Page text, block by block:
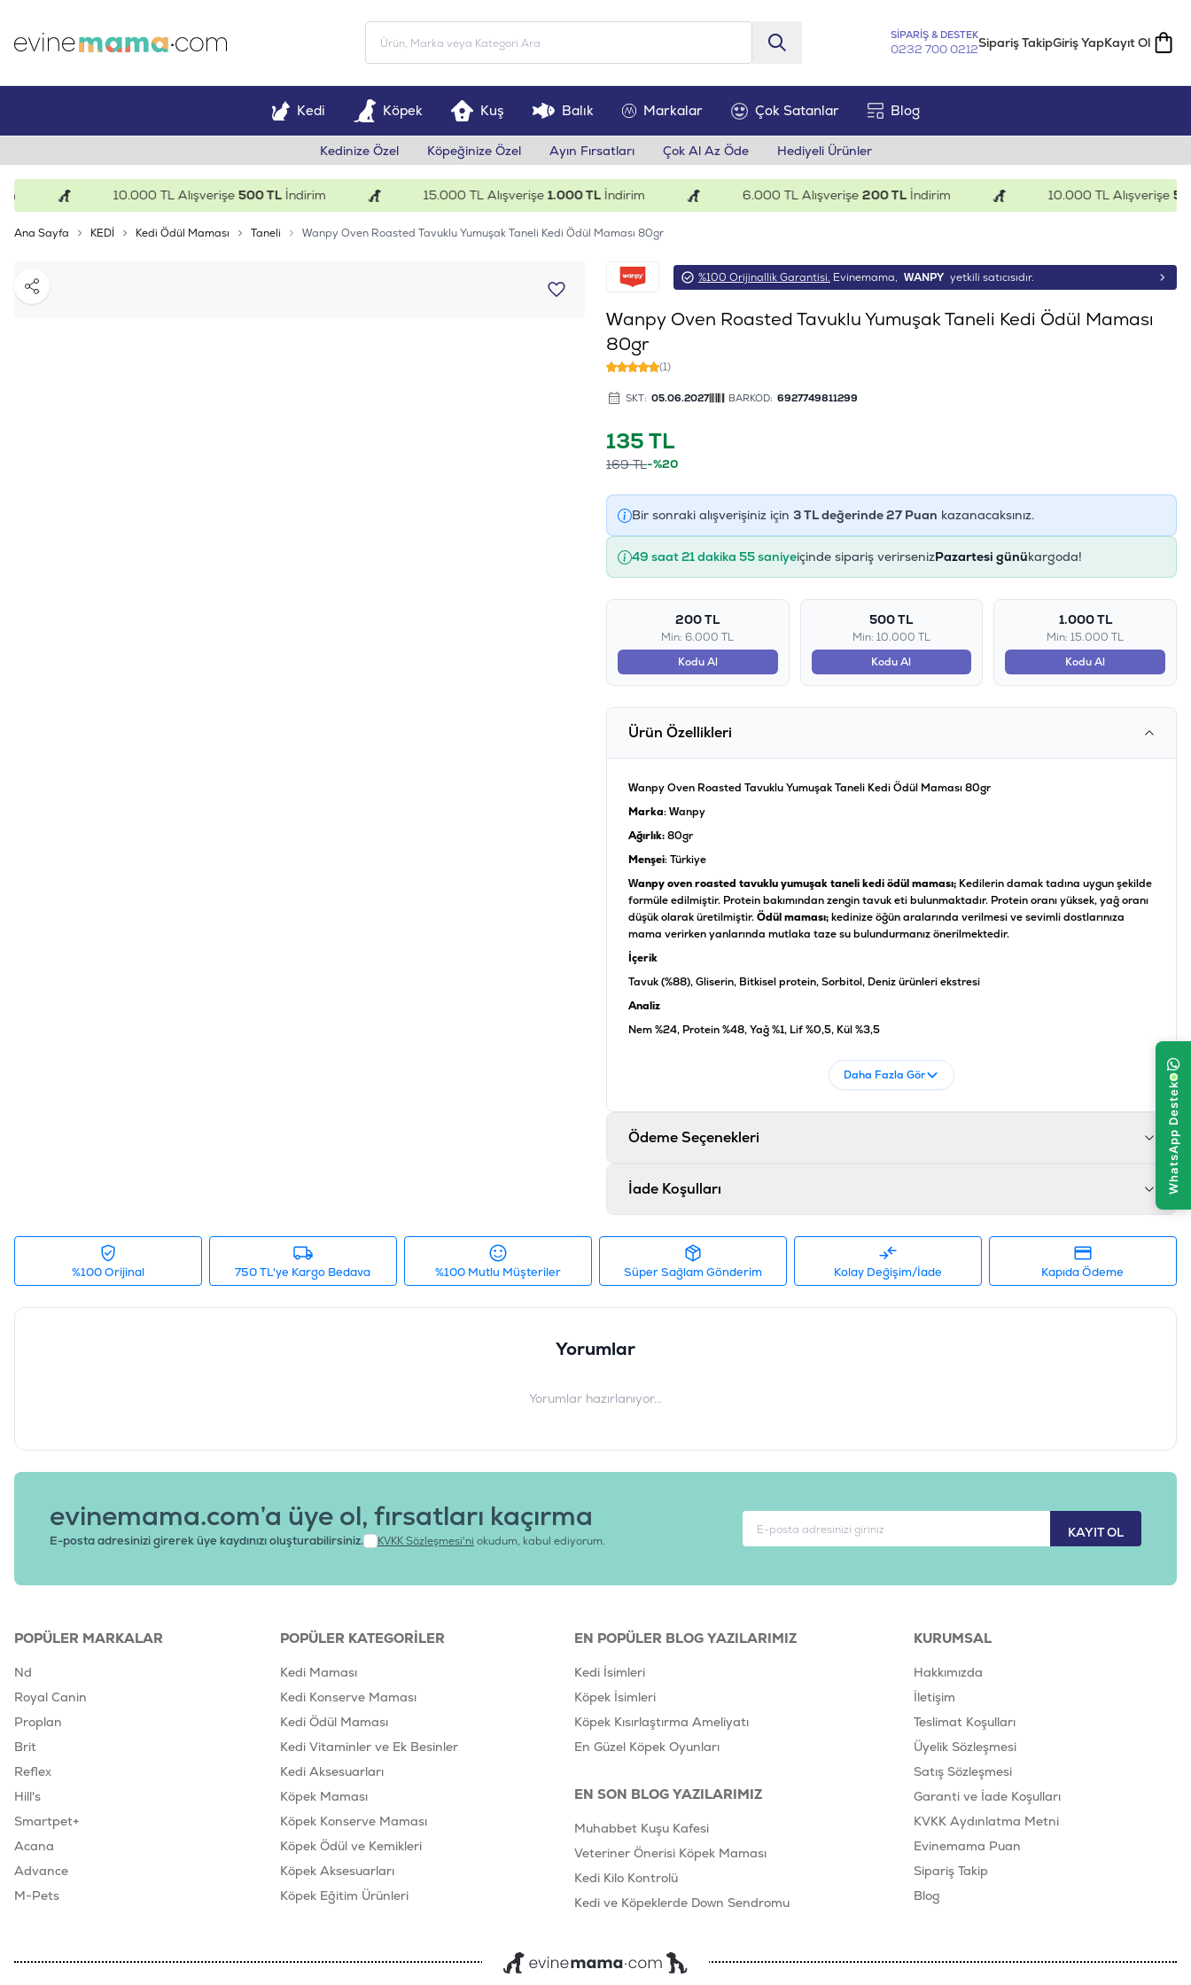
SİPARİŞ & DESTEK
0232 700 0212Sipariş TakipGiriş YapKayıt Ol
Kedi Köpek Kuş Balık Markalar Çok Satanlar Blog
Kedinize Özel Köpeğinize Özel Ayın Fırsatları Çok Al Az Öde Hediyeli Ürünler
10.000 TL Alışverişe500 TLİndirim 15.000 TL Alışverişe1.000 TLİndirim 6.000 TL Alışverişe200 TLİndirim 10.000 TL Alışverişe500
Ana Sayfa KEDİ Kedi Ödül Maması Taneli Wanpy Oven Roasted Tavuklu Yumuşak Taneli Kedi Ödül Maması 80gr
Paylaş
%100 Orijinallik Garantisi. Evinemama, WANPY yetkili satıcısıdır.
Wanpy Oven Roasted Tavuklu Yumuşak Taneli Kedi Ödül Maması
80gr
(1)
SKT: 05.06.2027 BARKOD: 6927749811299
135TL
169TL-%20
Bir sonraki alışverişiniz için 3TL değerinde27Puan kazanacaksınız.
49 saat 21 dakika 54 saniyeiçinde sipariş verirsenizPazartesi günükargoda!
200 TL
Min: 6.000 TL
Kodu Al
500 TL
Min: 10.000 TL
Kodu Al
1.000 TL
Min: 15.000 TL
Kodu Al
Ürün Özellikleri
Wanpy Oven Roasted Tavuklu Yumuşak Taneli Kedi Ödül Maması 80gr
Marka: Wanpy
Ağırlık:80gr
Menşei: Türkiye
Wanpy oven roasted tavuklu yumuşak taneli kedi ödül maması;Kedilerin damak tadına uygun şekilde
formüle edilmiştir. Protein bakımından zengin tavuk eti bulunmaktadır. Protein oranı yüksek, yağ oranı
düşük olarak üretilmiştir.Ödül maması;kedinize öğün aralarında verilmesi ve sevimli dostlarınıza
mama verirken yanlarında mutlaka taze su bulundurmanız önerilmektedir.
İçerik
Tavuk (%88), Gliserin, Bitkisel protein, Sorbitol, Deniz ürünleri ekstresi
Analiz
Nem %24, Protein %48, Yağ %1, Lif %0,5, Kül %3,5
6927749811299
Ürün Etiketleri
Daha Fazla Gör
Ödeme Seçenekleri
İade Koşulları
%100 Orijinal 750 TL'ye Kargo Bedava %100 Mutlu Müşteriler Süper Sağlam Gönderim Kolay Değişim/İade Kapıda Ödeme
Yorumlar
Yorumlar hazırlanıyor...
KAYIT OL
evinemama.com’a üye ol, fırsatları kaçırma
E-posta adresinizi girerek üye kaydınızı oluşturabilirsiniz. KVKK Sözleşmesi'ni okudum, kabul ediyorum.
POPÜLER MARKALAR
Nd
Royal Canin
Proplan
Brit
Reflex
Hill's
Smartpet+
Acana
Advance
M-Pets
POPÜLER KATEGORILER
Kedi Maması
Kedi Konserve Maması
Kedi Ödül Maması
Kedi Vitaminler ve Ek Besinler
Kedi Aksesuarları
Köpek Maması
Köpek Konserve Maması
Köpek Ödül ve Kemikleri
Köpek Aksesuarları
Köpek Eğitim Ürünleri
EN POPÜLER BLOG YAZILARIMIZ
Kedi İsimleri
Köpek İsimleri
Köpek Kısırlaştırma Ameliyatı
En Güzel Köpek Oyunları
EN SON BLOG YAZILARIMIZ
Muhabbet Kuşu Kafesi
Veteriner Önerisi Köpek Maması
Kedi Kilo Kontrolü
Kedi ve Köpeklerde Down Sendromu
KURUMSAL
Hakkımızda
İletişim
Teslimat Koşulları
Üyelik Sözleşmesi
Satış Sözleşmesi
Garanti ve İade Koşulları
KVKK Aydınlatma Metni
Evinemama Puan
Sipariş Takip
Blog